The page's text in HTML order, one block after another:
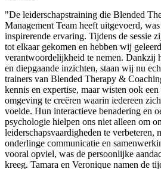
"De leiderschapstraining die Blended
Management Team heeft uitgevoerd,
inspirerende ervaring. Tijdens de sessie
tot elkaar gekomen en hebben wij
verantwoordelijkheid te nemen. Dankzij
en diepgaande inzichten, staan wij nu
trainers van Blended Therapy &
kennis en expertise, maar wisten ook
omgeving te creëren waarin iedereen
voelde. Hun interactieve benadering en
psychologie hielpen ons niet alleen om
leiderschapsvaardigheden te verbeteren,
onderlinge communicatie en
vooral opviel, was de persoonlijke
kreeg. Tamara en Veronique namen de